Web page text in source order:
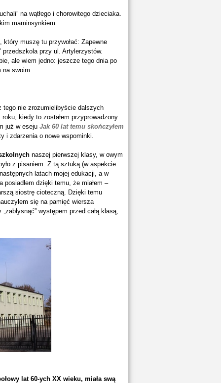
na wątłego i chorowitego dzieciaka.
maminsynkiem.
muszę tu przywołać: Zapewne
przedszkola przy ul. Artylerzystów.
ale wiem jedno: jeszcze tego dnia po
na swoim.
tego nie zrozumielibyście dalszych
kiedy to zostałem przyprowadzony
już w eseju Jak 60 lat temu skończyłem
i zdarzenia o nowe wspominki.
naszej pierwszej klasy, w owym
z pisaniem. Z tą sztuką (w aspekcie
latach mojej edukacji, a w
dzięki temu, że miałem –
siostrę cioteczną. Dzięki temu
się na pamięć wiersza
występem przed całą klasą,
lat 60-ych XX wieku, miała swą